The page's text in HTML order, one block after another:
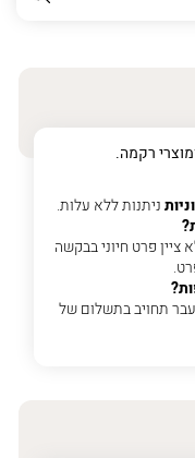
רקמה.
ניתנות ללא עלות.
ציין פרט חיוני בבקשה
תחויב בתשלום של